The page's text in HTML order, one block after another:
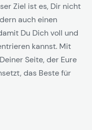
Ziel ist es, Dir nicht
auch einen
Du Dich voll und
kannst. Mit
Seite, der Eure
das Beste für